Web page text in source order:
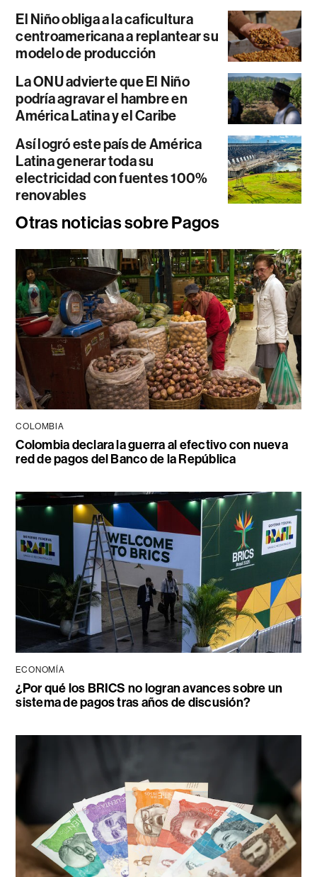
El Niño obliga a la caficultura
centroamericana a replantear su
modelo de producción
La ONU advierte que El Niño
podría agravar el hambre en
América Latina y el Caribe
Así logró este país de América
Latina generar toda su
electricidad con fuentes 100%
renovables
Otras noticias sobre Pagos
COLOMBIA
Colombia declara la guerra al efectivo con nueva
red de pagos del Banco de la República
ECONOMÍA
¿Por qué los BRICS no logran avances sobre un
sistema de pagos tras años de discusión?